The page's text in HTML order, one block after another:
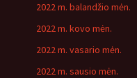
2022 m. balandžio mėn.
2022 m. kovo mėn.
2022 m. vasario mėn.
2022 m. sausio mėn.